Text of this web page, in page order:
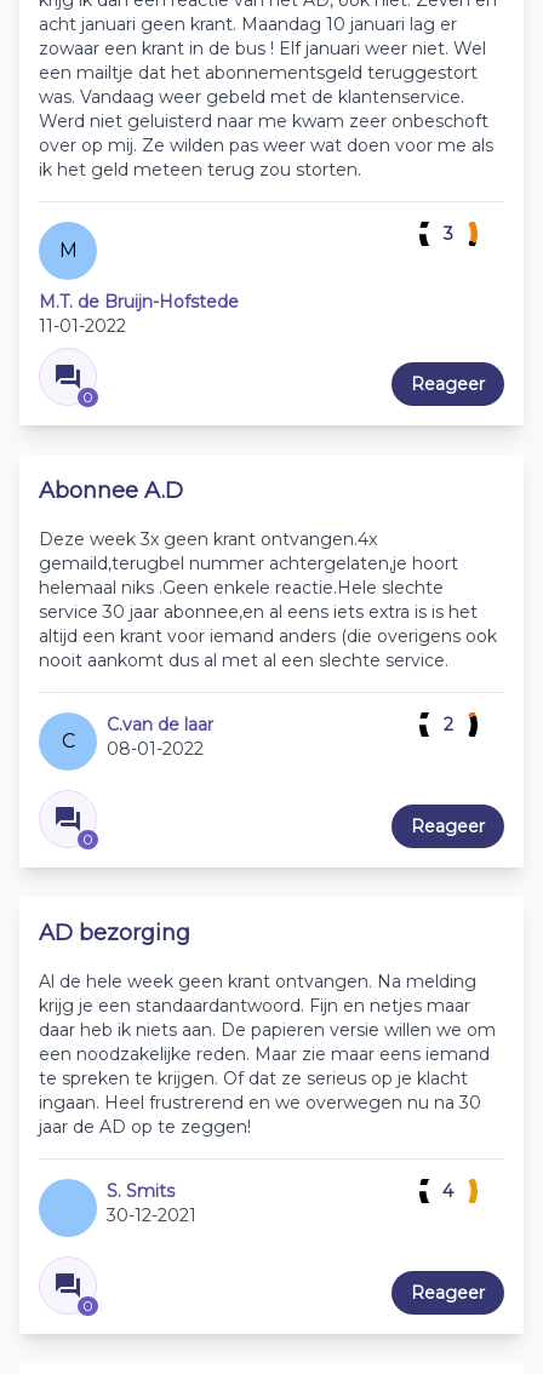
acht januari geen krant. Maandag 10 januari lag er
zowaar een krant in de bus ! Elf januari weer niet. Wel
een mailtje dat het abonnementsgeld teruggestort
was. Vandaag weer gebeld met de klantenservice.
Werd niet geluisterd naar me kwam zeer onbeschoft
over op mij. Ze wilden pas weer wat doen voor me als
ik het geld meteen terug zou storten.
M
M.T. de Bruijn-Hofstede
11-01-2022
0
3
Reageer
Abonnee A.D
Deze week 3x geen krant ontvangen.4x
gemaild,terugbel nummer achtergelaten,je hoort
helemaal niks .Geen enkele reactie.Hele slechte
service 30 jaar abonnee,en al eens iets extra is is het
altijd een krant voor iemand anders (die overigens ook
nooit aankomt dus al met al een slechte service.
C
C.van de laar
08-01-2022
0
2
Reageer
AD bezorging
Al de hele week geen krant ontvangen. Na melding
krijg je een standaardantwoord. Fijn en netjes maar
daar heb ik niets aan. De papieren versie willen we om
een noodzakelijke reden. Maar zie maar eens iemand
te spreken te krijgen. Of dat ze serieus op je klacht
ingaan. Heel frustrerend en we overwegen nu na 30
jaar de AD op te zeggen!
S. Smits
30-12-2021
0
4
Reageer